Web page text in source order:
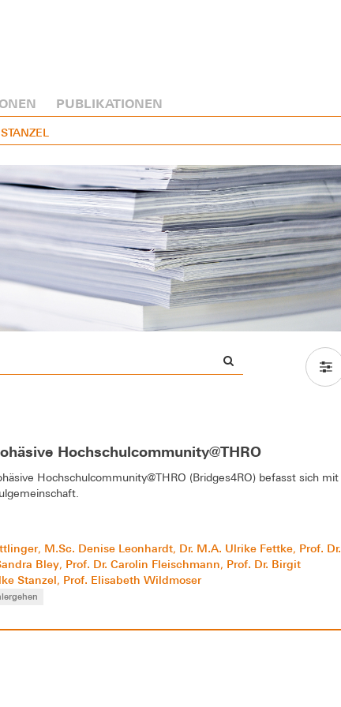
PUBLIKATIONEN
Hochschulcommunity@THRO
Hochschulcommunity@THRO (Bridges4RO) befasst sich mit
, M.Sc. Denise Leonhardt, Dr. M.A. Ulrike Fettke, Prof. Dr.
Bley, Prof. Dr. Carolin Fleischmann, Prof. Dr. Birgit
Stanzel, Prof. Elisabeth Wildmoser